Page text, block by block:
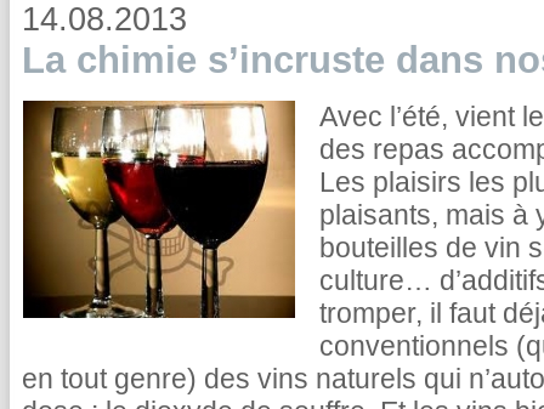
14.08.2013
La chimie s’incruste dans
Avec l’été, vient
des repas
Les plaisirs les
plaisants, mais à
bouteilles de vin
culture…
tromper, il faut
conventionnels
en tout genre) des vins naturels qui